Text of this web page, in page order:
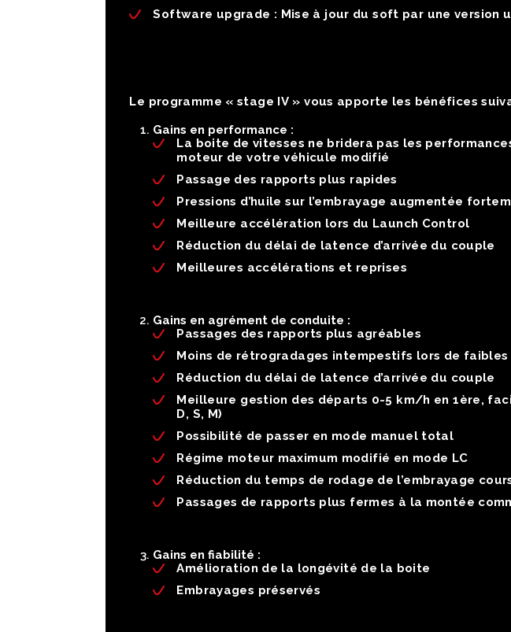
Software upgrade : Mise à jour du soft par une version
Le programme « stage IV » vous apporte les bénéfices
Gains en performance :
La boite de vitesses ne bridera pas les
moteur de votre véhicule modifié
Passage des rapports plus rapides
Pressions d’huile sur l’embrayage augmentée
Meilleure accélération lors du Launch Control
Réduction du délai de latence d’arrivée du couple
Meilleures accélérations et reprises
Gains en agrément de conduite :
Passages des rapports plus agréables
Moins de rétrogradages intempestifs lors de
Réduction du délai de latence d’arrivée du couple
Meilleure gestion des départs 0-5 km/h en 1ère,
D, S, M)
Possibilité de passer en mode manuel total
Régime moteur maximum modifié en mode LC
Réduction du temps de rodage de l’embrayage
Passages de rapports plus fermes à la montée
Gains en fiabilité :
Amélioration de la longévité de la boite
Embrayages préservés